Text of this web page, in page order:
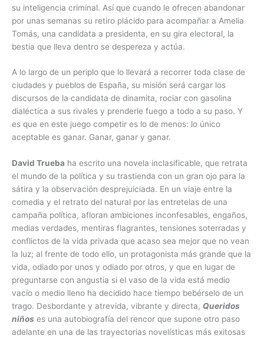
su inteligencia criminal. Así que cuando le ofrecen abandonar
por unas semanas su retiro plácido para acompañar a Amelia
Tomás, una candidata a presidenta, en su gira electoral, la
bestia que lleva dentro se despereza y actúa.
A lo largo de un periplo que lo llevará a recorrer toda clase de
ciudades y pueblos de España, su misión será cargar los
discursos de la candidata de dinamita, rociar con gasolina
dialéctica a sus rivales y prenderle fuego a todo a su paso. Y
es que en este juego competir es lo de menos: lo único
aceptable es ganar. Ganar, ganar y ganar.
David Trueba ha escrito una novela inclasificable, que retrata
el mundo de la política y su trastienda con un gran ojo para la
sátira y la observación desprejuiciada. En un viaje entre la
comedia y el retrato del natural por las entretelas de una
campaña política, afloran ambiciones inconfesables, engaños,
medias verdades, mentiras flagrantes, tensiones soterradas y
conflictos de la vida privada que acaso sea mejor que no vean
la luz; al frente de todo ello, un protagonista más grande que la
vida, odiado por unos y odiado por otros, y que en lugar de
preguntarse con angustia si el vaso de la vida está medio
vacío o medio lleno ha decidido hace tiempo bebérselo de un
trago. Desbordante y atrevida, vibrante y directa, Queridos
niños es una autobiografía del rencor que supone otro paso
adelante en una de las trayectorias novelísticas más exitosas